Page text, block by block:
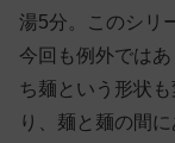
湯5分。このシリ
今回も例外では
ち麺という形状
り、麺と麺の間